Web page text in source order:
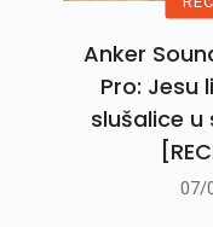
Anker
Pro: Jesu
slušalice u
07/